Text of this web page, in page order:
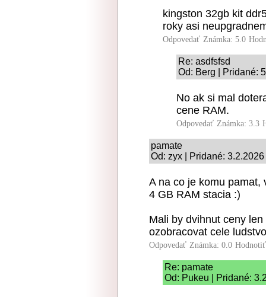
kingston 32gb kit
roky asi
Odpovedať Známka: 5.0
Re: asdfsfsd
Od: Berg | Pridané:
No ak si mal
cene RAM.
Odpovedať Známka: 3.3
pamate
Od: zyx | Pridané: 3.2.2026
A na co je komu pamat,
4 GB RAM stacia :)
Mali by dvihnut ceny
ozobracovat cele
Odpovedať Známka: 0.0
Re: pamate
Od: Pukeu | Pridané: